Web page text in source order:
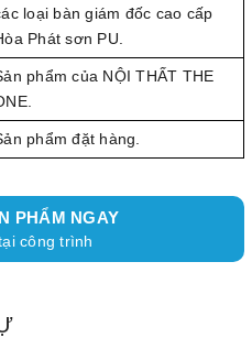
loại bàn giám đốc cao cấp
Phát sơn PU.
phẩm của NỘI THẤT THE
phẩm đặt hàng.
PHẨM NGAY
công trình